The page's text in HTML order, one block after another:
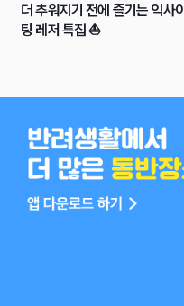
더 추워지기 전에 즐기는 익사이
팅 레저 특집 ⛵️